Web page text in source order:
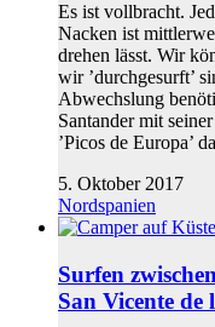
Es ist vollbracht.
Nacken ist
drehen lässt. Wir
wir ’durchgesurft’
Abwechslung
Santander mit
’Picos de Europa’
5. Oktober 2017
Nordspanien
Surfen
San Vicente de